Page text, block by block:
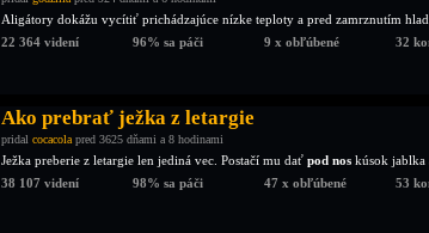
Aligátory dokážu vycítiť prichádzajúce nízke teploty a pred zamrznutím
22 364 videní
96% sa páči 9 x obľúbené 32
Ako prebrať ježka z letargie
pridal cocacola pred 3625 dňami a 8 hodinami
Ježka preberie z letargie len jediná vec. Postačí mu dať pod nos kúsok jablka
38 107 videní
98% sa páči 47 x obľúbené 53